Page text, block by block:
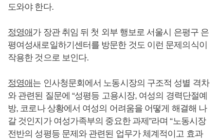
도와야 한다.
정영애 가 장관 취임 뒤 첫 외부 행보로 서울시 은평구 은
평여성새로일하기센터를 방문한 것도 이런 문제의식이
작용한 것으로 보인다.
정영애 는 인사청문회에서 노동시장의 구조적 성별 격차
와 관련된 질문에 “성평등 고용시장, 여성의 경력단절예
방, 코로나 상황에서 여성의 어려움을 어떻게 해결해 나
갈 것인지가 여성가족부의 중요한 과제”라며 “노동시장
전반의 성평등 문제와 관련된 업무가 체계적이고 효과